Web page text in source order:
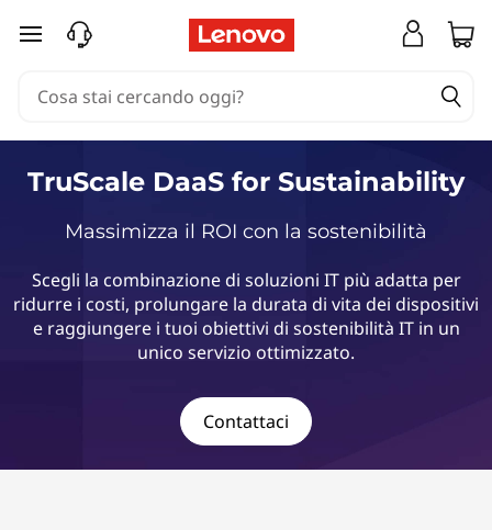
Tpassa a contenuto principale
TruScale DaaS for Sustainability
Massimizza il ROI con la sostenibilità
Scegli la combinazione di soluzioni IT più adatta per
ridurre i costi, prolungare la durata di vita dei dispositivi
e raggiungere i tuoi obiettivi di sostenibilità IT in un
unico servizio ottimizzato.
Contattaci